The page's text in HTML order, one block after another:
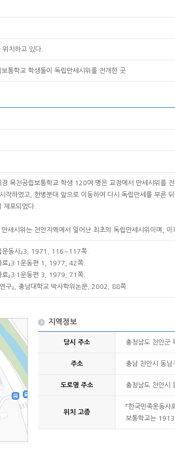
치하고 있다.
통학교 학생들이 독립만세시위를 전개한 곳
목천공립보통학교 학생 120여 명은 교정에서 만세시위를
작하였고, 헌병분대 앞으로 이동하여 다시 독립만세를 부른
체포되었다.
세시위는 천안지역에서 일어난 최초의 독립만세시위이며, 이
운동사』3, 1971, 116∼117쪽.
료』3·1운동편 1, 1977, 42쪽.
료』3·1운동편 3, 1979, 71쪽.
구』, 충남대학교 박사학위논문, 2002, 88쪽.
지역정보
당시 주소 충청남도 천안군
주소 충남 천안시 동남
도로명 주소 충청남도 천안시
위치 고증
『한국민족운동
보통학교는 1913